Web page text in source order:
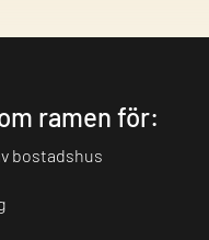
ramen för:
bostadshus